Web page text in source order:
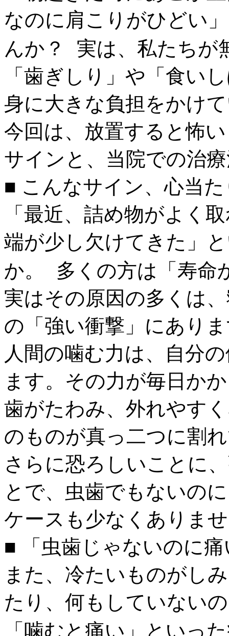
なのに肩こりがひどい
んか？ 実は、私たちが
「歯ぎしり」や「食い
身に大きな負担をかけ
今回は、放置すると怖
サインと、当院での治
■ こんなサイン、心当
「最近、詰め物がよく
端が少し欠けてきた」
か。 多くの方は「寿命
実はその原因の多くは
の「強い衝撃」にあり
人間の噛む力は、自分
ます。その力が毎日か
歯がたわみ、外れやす
のものが真っ二つに割
さらに恐ろしいことに
とで、虫歯でもないの
ケースも少なくありま
■ 「虫歯じゃないのに
また、冷たいものがし
たり、何もしていない
「噛むと痛い」といっ